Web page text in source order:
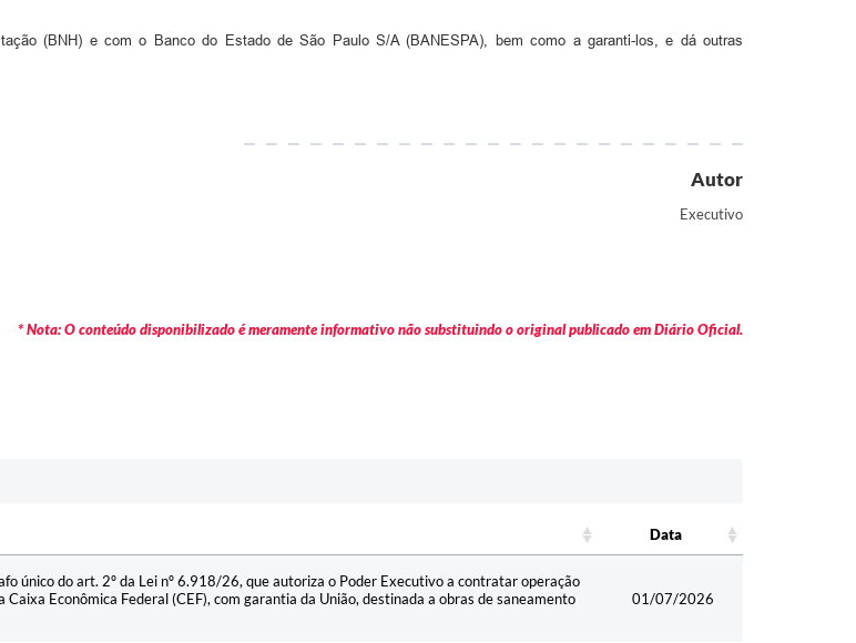
(BNH) e com o Banco do Estado de São Paulo S/A (BANESPA), bem como a garanti-los, e dá outras
Autor
Executivo
* Nota: O conteúdo disponibilizado é meramente informativo não substituindo o original publicado em Diário Oficial.
Data
único do art. 2º da Lei nº 6.918/26, que autoriza o Poder Executivo a contratar operação
Caixa Econômica Federal (CEF), com garantia da União, destinada a obras de saneamento
01/07/2026